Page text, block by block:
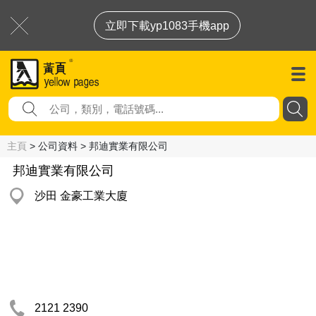
立即下載yp1083手機app
主頁 > 公司資料 > 邦迪實業有限公司
邦迪實業有限公司
沙田 金豪工業大廈
2121 2390